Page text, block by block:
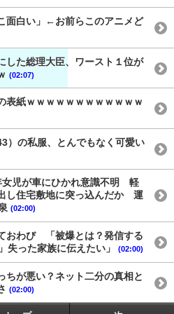
面白い」←お前らこのアニメど
した総理大臣、ワースト１位が
(02:07)
表紙ｗｗｗｗｗｗｗｗｗｗｗｗ
）の私服、とんでもなく可愛い
女児が車にひかれ意識不明 軽
し住宅敷地に突っ込んだか 運
(02:00)
おわび 「被爆とは？発信する
った家族に伝えたい」
(02:00)
ちが悪い？ネット二分の真相と
(02:00)